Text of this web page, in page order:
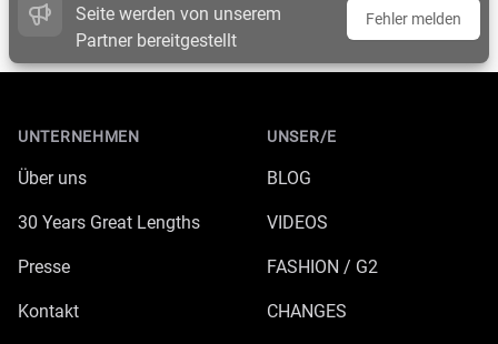
Seite werden von unserem
Partner bereitgestellt
Fehler melden
UNTERNEHMEN
Über uns
30 Years Great Lengths
Presse
Kontakt
UNSER/E
BLOG
VIDEOS
FASHION / G2
CHANGES